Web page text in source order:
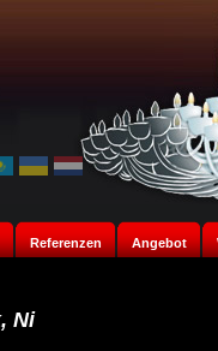
Referenzen Angebot
Ni